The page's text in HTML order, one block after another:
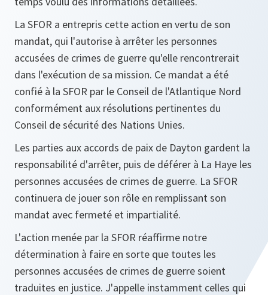
La SFOR a entrepris cette action en vertu de son
mandat, qui l'autorise à arrêter les personnes
accusées de crimes de guerre qu'elle rencontrerait
dans l'exécution de sa mission. Ce mandat a été
confié à la SFOR par le Conseil de l'Atlantique Nord
conformément aux résolutions pertinentes du
Conseil de sécurité des Nations Unies.
Les parties aux accords de paix de Dayton gardent la
responsabilité d'arrêter, puis de déférer à La Haye les
personnes accusées de crimes de guerre. La SFOR
continuera de jouer son rôle en remplissant son
mandat avec fermeté et impartialité.
L'action menée par la SFOR réaffirme notre
détermination à faire en sorte que toutes les
personnes accusées de crimes de guerre soient
traduites en justice. J'appelle instamment celles qui